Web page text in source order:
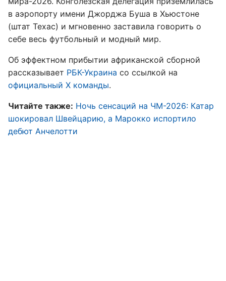
в аэропорту имени Джорджа Буша в Хьюстоне
(штат Техас) и мгновенно заставила говорить о
себе весь футбольный и модный мир.
Об эффектном прибытии африканской сборной
рассказывает РБК-Украина со ссылкой на
официальный Х команды.
Читайте также: Ночь сенсаций на ЧМ-2026: Катар
шокировал Швейцарию, а Марокко испортило
дебют Анчелотти